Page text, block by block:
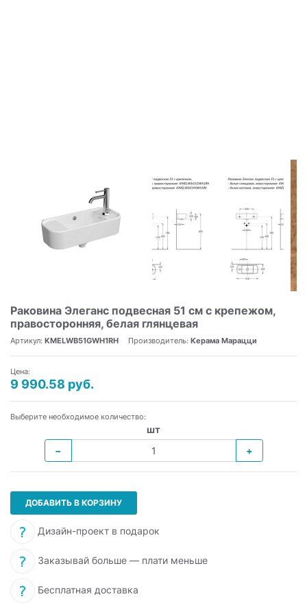
Раковина Элеганс подвесная 51 см с крепежом,
правосторонняя, белая глянцевая
Артикул: KMELWB51GWH1RH Производитель: Керама Марацци
Цена:
9 990.58 руб.
Выберите необходимое количество:
шт
−
+
ДОБАВИТЬ В КОРЗИНУ
Дизайн-проект в подарок
Заказывай больше — плати меньше
Бесплатная доставка